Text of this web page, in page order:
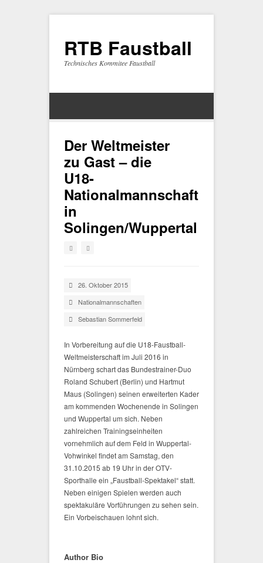
RTB Faustball
Technisches Kommitee Faustball
Der Weltmeister
zu Gast – die
U18-
Nationalmannschaft
in
Solingen/Wuppertal
26. Oktober 2015
Nationalmannschaften
Sebastian Sommerfeld
In Vorbereitung auf die U18-Faustball-
Weltmeisterschaft im Juli 2016 in
Nürnberg schart das Bundestrainer-Duo
Roland Schubert (Berlin) und Hartmut
Maus (Solingen) seinen erweiterten Kader
am kommenden Wochenende in Solingen
und Wuppertal um sich. Neben
zahlreichen Trainingseinheiten
vornehmlich auf dem Feld in Wuppertal-
Vohwinkel findet am Samstag, den
31.10.2015 ab 19 Uhr in der OTV-
Sporthalle ein „Faustball-Spektakel“ statt.
Neben einigen Spielen werden auch
spektakuläre Vorführungen zu sehen sein.
Ein Vorbeischauen lohnt sich.
Author Bio